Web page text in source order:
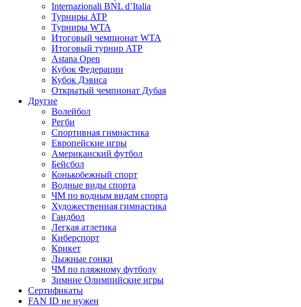
Internazionali BNL d’Italia
Турниры ATP
Турниры WTA
Итоговый чемпионат WTA
Итоговый турнир ATP
Astana Open
Кубок Федерации
Кубок Дэвиса
Открытый чемпионат Дубая
Другие
Волейбол
Регби
Спортивная гимнастика
Европейские игры
Американский футбол
Бейсбол
Конькобежный спорт
Водные виды спорта
ЧМ по водным видам спорта
Художественная гимнастика
Гандбол
Легкая атлетика
Киберспорт
Крикет
Лыжные гонки
ЧМ по пляжному футболу
Зимние Олимпийские игры
Сертификаты
FAN ID не нужен